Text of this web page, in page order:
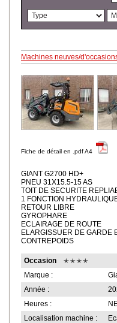
Machines neuves/
Fiche de détail en .pdf A4
GIANT G2700 HD+
PNEU 31X15.5-15 AS
TOIT DE SECURITE
1 FONCTION
RETOUR LIBRE
GYROPHARE
ECLAIRAGE DE ROUTE
ELARGISSUER DE GARDE
CONTREPOIDS
Occasion
Marque :
Année :
Heures :
Localisation machine :